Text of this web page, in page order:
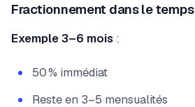
Fractionnement dans le temps
Exemple 3–6 mois :
50 % immédiat
Reste en 3–5 mensualités